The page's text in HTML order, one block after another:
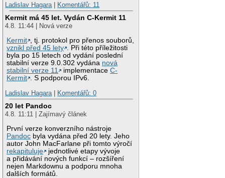
Ladislav Hagara | Komentářů: 11
Kermit má 45 let. Vydán C-Kermit 11
4.8. 11:44 | Nová verze
Kermit , tj. protokol pro přenos souborů,
vznikl před 45 lety . Při této příležitosti
byla po 15 letech od vydání poslední
stabilní verze 9.0.302 vydána nová
stabilní verze 11
implementaceC-
Kermit . S podporou IPv6.
Ladislav Hagara | Komentářů: 0
20 let Pandoc
4.8. 11:11 | Zajímavý článek
První verze konverzního nástroje
Pandoc byla vydána před 20 lety. Jeho
autor John MacFarlane při tomto výročí
rekapituluje
jednotlivé etapy vývoje
a přidávání nových funkcí – rozšíření
nejen Markdownu a podporu mnoha
dalších formátů.